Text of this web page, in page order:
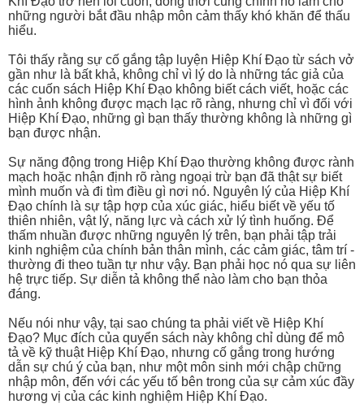
những người bắt đầu nhập môn cảm thấy khó khăn để thấu
hiểu.
Tôi thấy rằng sự cố gắng tập luyện Hiệp Khí Đạo từ sách vở
gần như là bất khả, không chỉ vì lý do là những tác giả của
các cuốn sách Hiệp Khí Đạo không biết cách viết, hoặc các
hình ảnh không được mạch lạc rõ ràng, nhưng chỉ vì đối với
Hiệp Khí Đạo, những gì bạn thấy thường không là những gì
bạn được nhận.
Sự năng động trong Hiệp Khí Đạo thường không được rành
mạch hoặc nhận định rõ ràng ngoại trừ bạn đã thật sự biết
mình muốn và đi tìm điều gì nơi nó. Nguyên lý của Hiệp Khí
Đạo chính là sự tập hợp của xúc giác, hiểu biết về yếu tố
thiên nhiên, vật lý, năng lực và cách xử lý tình huống. Để
thấm nhuần được những nguyên lý trên, bạn phải tập trải
kinh nghiệm của chính bản thân mình, các cảm giác, tâm trí -
thường đi theo tuần tự như vậy. Bạn phải học nó qua sự liên
hệ trực tiếp. Sự diễn tả không thể nào làm cho bạn thỏa
đáng.
Nếu nói như vậy, tại sao chúng ta phải viết về Hiệp Khí
Đạo? Mục đích của quyển sách này không chỉ dùng để mô
tả về kỹ thuật Hiệp Khí Đạo, nhưng cố gắng trong hướng
dẫn sự chú ý của bạn, như một môn sinh mới chập chững
nhập môn, đến với các yếu tố bên trong của sự cảm xúc đầy
hương vị của các kinh nghiệm Hiệp Khí Đạo.